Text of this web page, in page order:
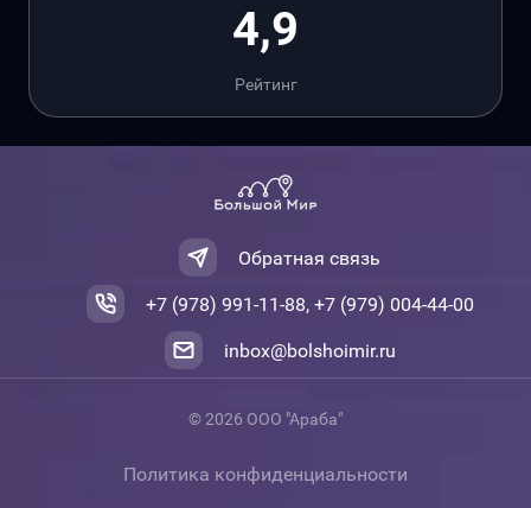
4,9
Рейтинг
Обратная связь
+7 (978) 991-11-88, +7 (979) 004-44-00
inbox@bolshoimir.ru
© 2026 ООО "Араба"
Политика конфиденциальности